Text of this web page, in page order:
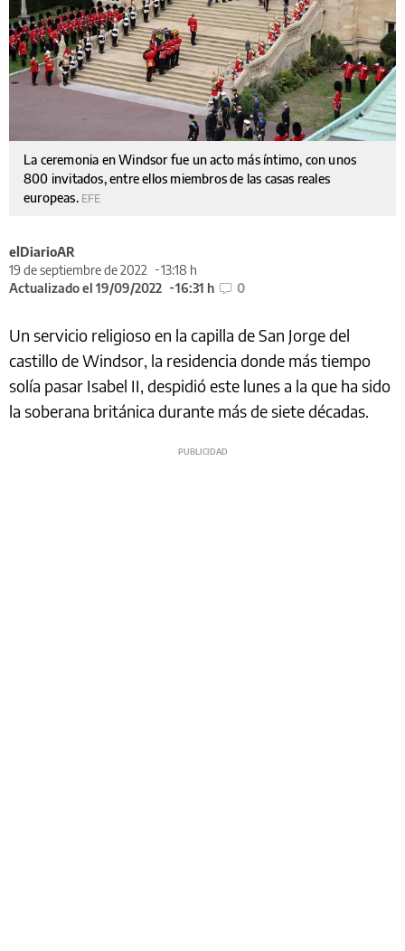
La ceremonia en Windsor fue un acto más íntimo, con unos
800 invitados, entre ellos miembros de las casas reales
europeas. EFE
elDiarioAR
19 de septiembre de 2022
13:18 h
Actualizado el 19/09/2022
16:31 h 0
Un servicio religioso en la capilla de San Jorge del
castillo de Windsor, la residencia donde más tiempo
solía pasar Isabel II, despidió este lunes a la que ha sido
la soberana británica durante más de siete décadas.